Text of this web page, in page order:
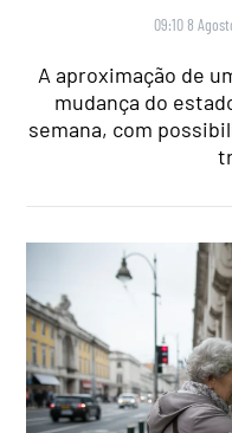
09:10 8
A aproximação de
mudança do
semana, com